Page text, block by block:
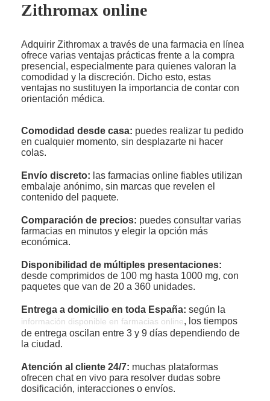
Zithromax online
Adquirir Zithromax a través de una farmacia en línea
ofrece varias ventajas prácticas frente a la compra
presencial, especialmente para quienes valoran la
comodidad y la discreción. Dicho esto, estas
ventajas no sustituyen la importancia de contar con
orientación médica.
Comodidad desde casa: puedes realizar tu pedido
en cualquier momento, sin desplazarte ni hacer
colas.
Envío discreto: las farmacias online fiables utilizan
embalaje anónimo, sin marcas que revelen el
contenido del paquete.
Comparación de precios: puedes consultar varias
farmacias en minutos y elegir la opción más
económica.
Disponibilidad de múltiples presentaciones:
desde comprimidos de 100 mg hasta 1000 mg, con
paquetes que van de 20 a 360 unidades.
Entrega a domicilio en toda España: según la
información disponible en farmacias online, los tiempos
de entrega oscilan entre 3 y 9 días dependiendo de
la ciudad.
Atención al cliente 24/7: muchas plataformas
ofrecen chat en vivo para resolver dudas sobre
dosificación, interacciones o envíos.